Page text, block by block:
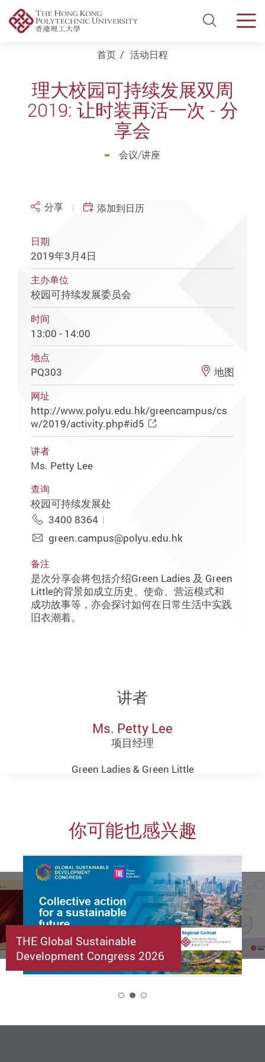
Open
首页 活动日程
理大校园可持续发展双周
2019: 让时装再活一次 - 分
享会
会议/讲座
分享 添加到日历
日期
2019年3月4日
主办单位
校园可持续发展委员会
时间
13:00 - 14:00
地点
PQ303 地图
网址
http://www.polyu.edu.hk/greencampus/cs
w/2019/activity.php#id5
讲者
Ms. Petty Lee
查询
校园可持续发展处
3400 8364
green.campus@polyu.edu.hk
备注
是次分享会将包括介绍Green Ladies 及 Green
Little的背景如成立历史、使命、营运模式和
成功故事等，亦会探讨如何在日常生活中实践
旧衣潮着。
讲者
Ms. Petty Lee
项目经理
Green Ladies & Green Little
你可能也感兴趣
THE Global Sustainable
Development Congress 2026